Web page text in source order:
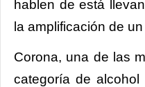
hablen de está
la amplificación de
Corona, una de las
categoría de